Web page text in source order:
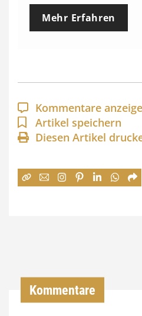
e
p
a
n
n
:
Mehr Erfahren
Kommentare
Artikel speichern
Diesen Artikel
Kommentare